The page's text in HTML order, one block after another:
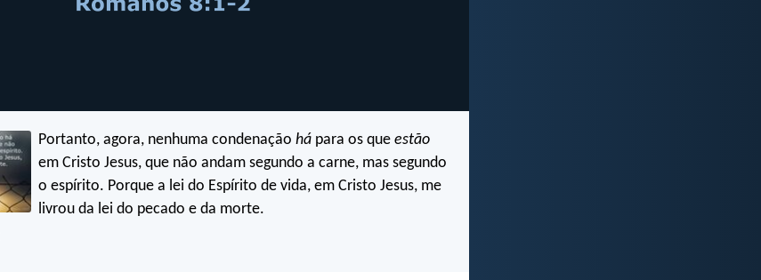
Portanto, agora, nenhuma condenação há para os que estão
em Cristo Jesus, que não andam segundo a carne, mas segundo
o espírito. Porque a lei do Espírito de vida, em Cristo Jesus, me
livrou da lei do pecado e da morte.